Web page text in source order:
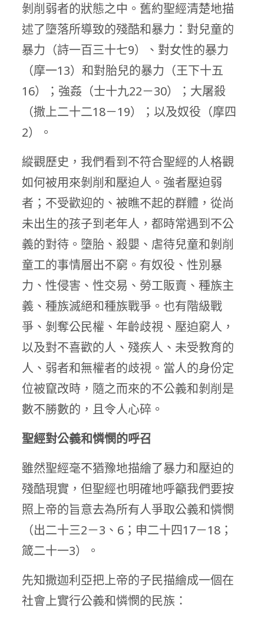
剝削弱者的狀態之中。舊約聖經清楚地描
述了墮落所導致的殘酷和暴力：對兒童的
暴力（詩一百三十七9）、對女性的暴力
（摩一13）和對胎兒的暴力（王下十五
16）；強姦（士十九22－30）；大屠殺
（撒上二十二18－19）；以及奴役（摩四
2）。
縱觀歷史，我們看到不符合聖經的人格觀
如何被用來剝削和壓迫人。強者壓迫弱
者；不受歡迎的、被瞧不起的群體，從尚
未出生的孩子到老年人，都時常遇到不公
義的對待。墮胎、殺嬰、虐待兒童和剝削
童工的事情層出不窮。有奴役、性別暴
力、性侵害、性交易、勞工販賣、種族主
義、種族滅絕和種族戰爭。也有階級戰
爭、剝奪公民權、年齡歧視、壓迫窮人，
以及對不喜歡的人、殘疾人、未受教育的
人、弱者和無權者的歧視。當人的身份定
位被竄改時，隨之而來的不公義和剝削是
數不勝數的，且令人心碎。
聖經對公義和憐憫的呼召
雖然聖經毫不猶豫地描繪了暴力和壓迫的
殘酷現實，但聖經也明確地呼籲我們要按
照上帝的旨意去為所有人爭取公義和憐憫
（出二十三2－3、6；申二十四17－18；
箴二十一3）。
先知撒迦利亞把上帝的子民描繪成一個在
社會上實行公義和憐憫的民族：